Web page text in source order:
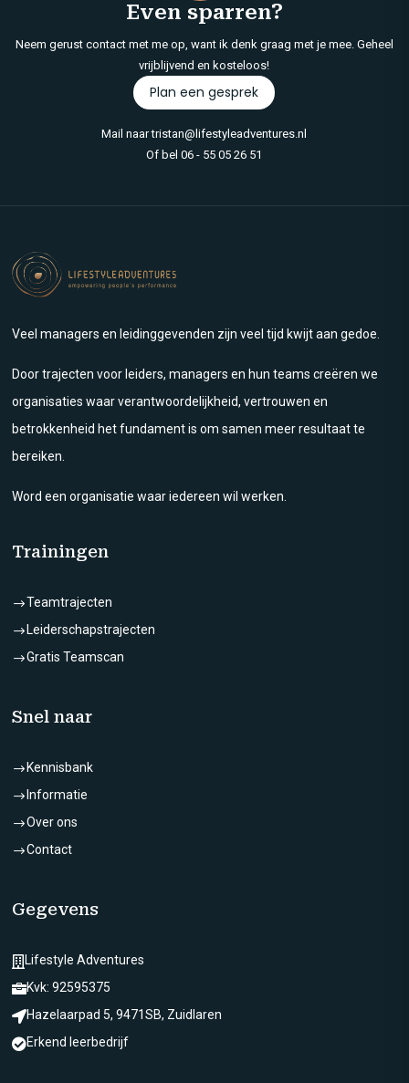
Even sparren?
Neem gerust contact met me op, want ik denk graag met je mee. Geheel
vrijblijvend en kosteloos!
Plan een gesprek
Mail naartristan@lifestyleadventures.nl
Of bel06 - 55 05 26 51
Veel managers en leidinggevenden zijn veel tijd kwijt aan gedoe.
Door trajecten voor leiders, managers en hun teams creëren we
organisaties waar verantwoordelijkheid, vertrouwen en
betrokkenheid het fundament is om samen meer resultaat te
bereiken.
Word een organisatie waar iedereen wil werken.
Trainingen
$Teamtrajecten
$Leiderschapstrajecten
$Gratis Teamscan
Snel naar
$Kennisbank
$Informatie
$Over ons
$Contact
Gegevens
Lifestyle Adventures
Kvk: 92595375
Hazelaarpad 5, 9471SB, Zuidlaren
Erkend leerbedrijf